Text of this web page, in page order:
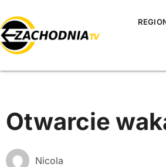
Otwarcie
Nicola